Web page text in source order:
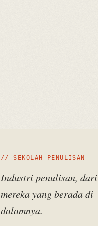
// SEKOLAH PENULISAN
Industri penulisan, dari
mereka yang berada di
dalamnya.